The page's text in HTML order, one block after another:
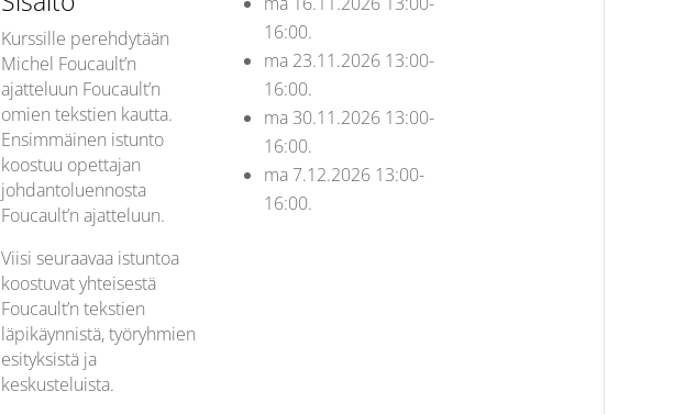
Kurssille perehdytään
Michel Foucault’n
ajatteluun Foucault’n
omien tekstien kautta.
Ensimmäinen istunto
koostuu opettajan
johdantoluennosta
Foucault’n ajatteluun.
Viisi seuraavaa istuntoa
koostuvat yhteisestä
Foucault’n tekstien
läpikäynnistä, työryhmien
esityksistä ja
keskusteluista.
16:00.
ma 23.11.2026 13:00-
16:00.
ma 30.11.2026 13:00-
16:00.
ma 7.12.2026 13:00-
16:00.